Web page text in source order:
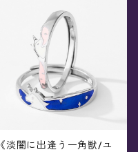
《淡闇に出逢う一角獣/ユ